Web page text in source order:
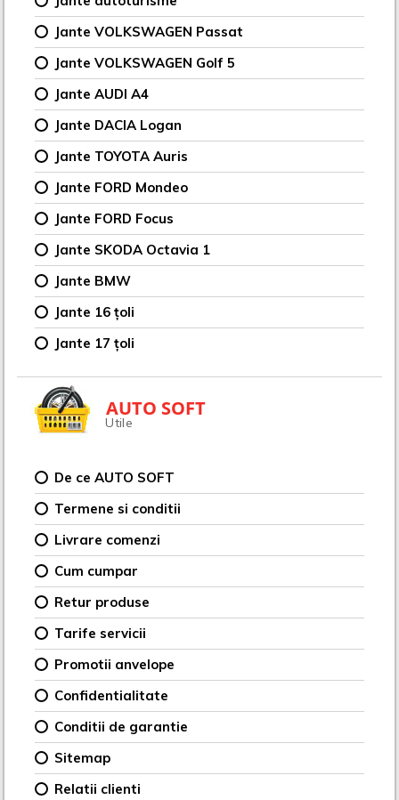
Jante VOLKSWAGEN Passat
Jante VOLKSWAGEN Golf 5
Jante AUDI A4
Jante DACIA Logan
Jante TOYOTA Auris
Jante FORD Mondeo
Jante FORD Focus
Jante SKODA Octavia 1
Jante BMW
Jante 16 țoli
Jante 17 țoli
AUTO SOFT
Utile
De ce AUTO SOFT
Termene si conditii
Livrare comenzi
Cum cumpar
Retur produse
Tarife servicii
Promotii anvelope
Confidentialitate
Conditii de garantie
Sitemap
Relatii clienti